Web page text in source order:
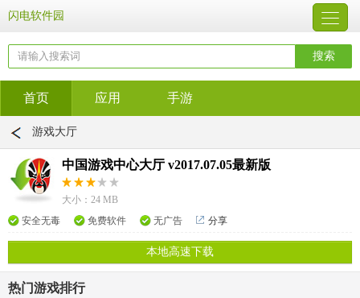
闪电软件园
首页 应用 手游
游戏大厅
中国游戏中心大厅 v2017.07.05最新版
大小：24 MB
安全无毒
免费软件 无广告 分享
本地高速下载
热门游戏排行